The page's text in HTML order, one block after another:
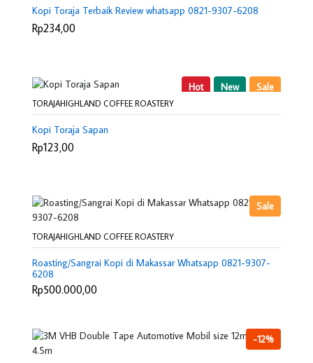
Kopi Toraja Terbaik Review whatsapp 0821-9307-6208
Rp234,00
Hot New Sale
TORAJAHIGHLAND COFFEE ROASTERY
Kopi Toraja Sapan
Rp123,00
Sale
TORAJAHIGHLAND COFFEE ROASTERY
Roasting/Sangrai Kopi di Makassar Whatsapp 0821-9307-
6208
Rp500.000,00
-12%